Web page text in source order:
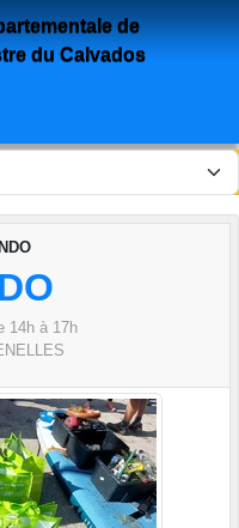
de
du Calvados
14h à 17h